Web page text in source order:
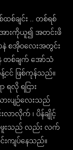
ထစ်ချင်း .. တစ်ရစ်
းအားကိုယူ၍ အတင်းဖိ
စအိုဝလေးအတွင်း
တစ်ချက် အော်သံ
ငင် ဖြစ်ကုန်သည်။
ရငြား
ပျဉ်လေးသည်
လာလိုက် ၊ ပိန်ချိုင့်
ဖူးသည် လည်း လက်
ကျပ်နေသည်။